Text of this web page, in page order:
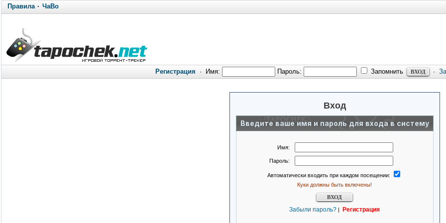
Правила· ЧаВо
Регистрация · Имя: Пароль: Запомнить ·
Вход
Введите ваше имя и пароль для входа в систему
Имя:
Пароль:
Автоматически входить при каждом посещении:
Куки должны быть включены!
Забыли пароль? | Регистрация